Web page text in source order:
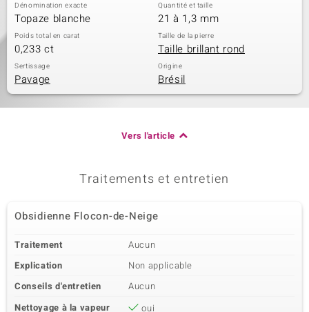
Dénomination exacte
Topaze blanche
Quantité et taille
21 à 1,3 mm
Poids total en carat
0,233 ct
Taille de la pierre
Taille brillant rond
Sertissage
Pavage
Origine
Brésil
Vers l'article
Traitements et entretien
Obsidienne Flocon-de-Neige
Traitement
Aucun
Explication
Non applicable
Conseils d'entretien
Aucun
Nettoyage à la vapeur
oui